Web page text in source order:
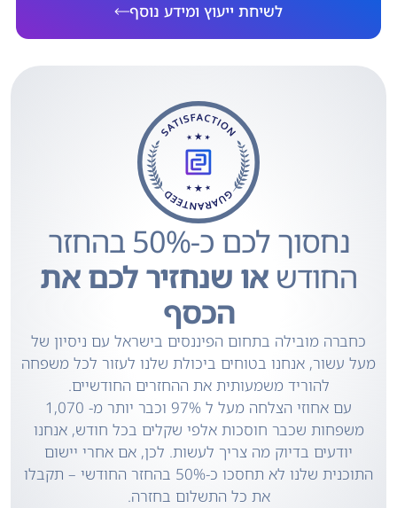
לשיחת ייעוץ ומידע נוסף
נחסוך לכם כ-50% בהחזר
החודש או שנחזיר לכם את
הכסף
כחברה מובילה בתחום הפיננסים בישראל עם ניסיון של
מעל עשור, אנחנו בטוחים ביכולת שלנו לעזור לכל משפחה
להוריד משמעותית את ההחזרים החודשיים.
עם אחוזי הצלחה מעל ל 97% וכבר יותר מ- 1,070
משפחות שכבר חוסכות אלפי שקלים בכל חודש, אנחנו
יודעים בדיוק מה צריך לעשות. לכן, אם אחרי יישום
התוכנית שלנו לא תחסכו כ-50% בהחזר החודשי – תקבלו
את כל התשלום בחזרה.